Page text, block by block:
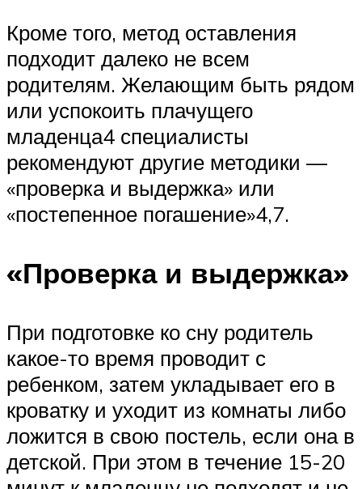
Кроме того, метод оставления
подходит далеко не всем
родителям. Желающим быть рядом
или успокоить плачущего
младенца4 специалисты
рекомендуют другие методики —
«проверка и выдержка» или
«постепенное погашение»4,7.
«Проверка и выдержка»
При подготовке ко сну родитель
какое-то время проводит с
ребенком, затем укладывает его в
кроватку и уходит из комнаты либо
ложится в свою постель, если она в
детской. При этом в течение 15-20